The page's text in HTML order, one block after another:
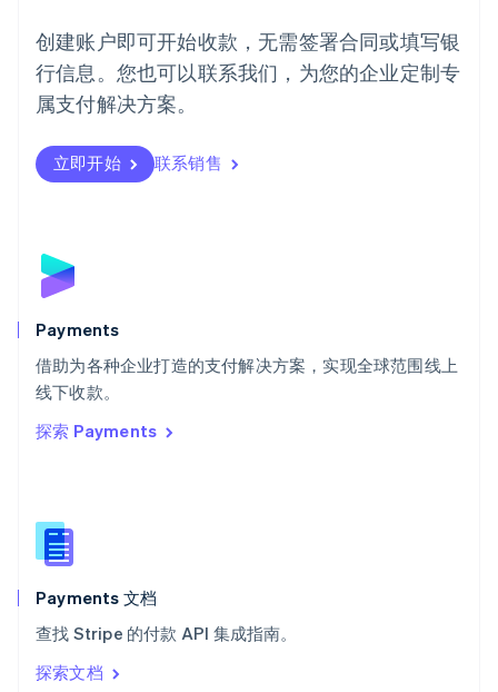
创建账户即可开始收款，无需签署合同或填写银
行信息。您也可以联系我们，为您的企业定制专
属支付解决方案。
立即开始 联系销售
Payments
借助为各种企业打造的支付解决方案，实现全球范围线上
线下收款。
探索 Payments
Payments 文档
查找 Stripe 的付款 API 集成指南。
探索文档
葡萄牙
Português English
日本
日本語English
瑞典
瑞士
DeutschFrançais
English
斯洛文尼亚
泰国
ไทยEnglish
希腊
English
西班牙
新西兰
English
匈牙利
English
ItalianoEnglish
印度
English